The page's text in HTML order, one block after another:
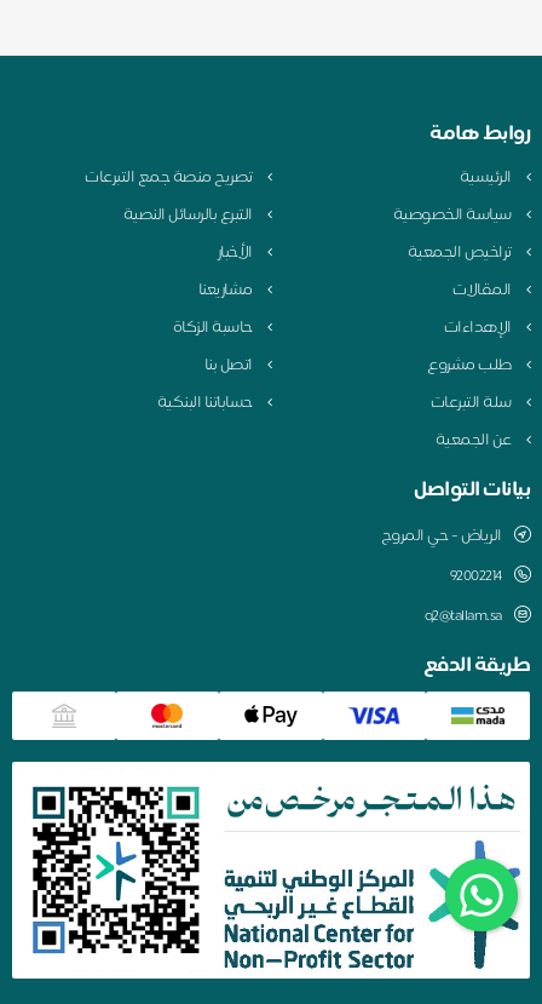
روابط هامة
الرئيسية
تصريح منصة جمع التبرعات
سياسة الخصوصية
التبرع بالرسائل النصية
تراخيص الجمعية
الأخبار
المقالات
مشاريعنا
الإهداءات
حاسبة الزكاة
طلب مشروع
اتصل بنا
سلة التبرعات
حساباتنا البنكية
عن الجمعية
بيانات التواصل
الرياض - حي المروج
⁦92002214
q2@tallam.sa
طريقة الدفع